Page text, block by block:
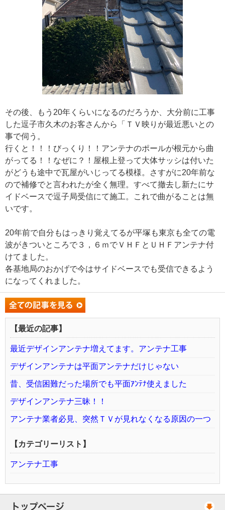
その後、もう20年くらいになるのだろうか、大分前に工事
した逗子市久木のお客さんから「ＴＶ映りが最近悪いとの
事で伺う。
行くと！！！びっくり！！アンテナのポールが根元から曲
がってる！！なぜに？！屋根上登って大体サッシは付いた
がどうも途中で瓦屋がいじってる模様。さすがに20年前な
ので補修でと言われたが全く無理。すべて撤去し新たにサ
イドベースで逗子局受信にて施工。これで曲がることは無
いです。
20年前で自分もはっきり覚えてるが平塚も東京も全ての電
波がきついところで３，６ｍでＶＨＦとＵＨＦアンテナ付
けてました。
各基地局のおかげで今はサイドベースでも受信できるよう
になってくれました。
【最近の記事】
最近デザインアンテナ増えてます。アンテナ工事
デザインアンテナは平面アンテナだけじゃない
昔、受信困難だった場所でも平面ｱﾝﾃﾅ使えました
デザインアンテナ三昧！！
アンテナ業者必見、突然ＴＶが見れなくなる原因の一つ
【カテゴリーリスト】
アンテナ工事
トップページ